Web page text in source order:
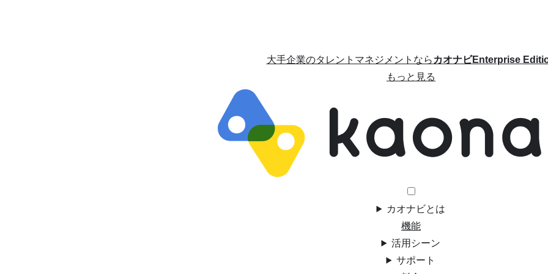
大手企業のタレントマネジメントならカオナビEnterprise
もっと見る
カオナビとは
機能
活用シーン
サポート